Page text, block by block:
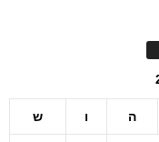
ה ו ש